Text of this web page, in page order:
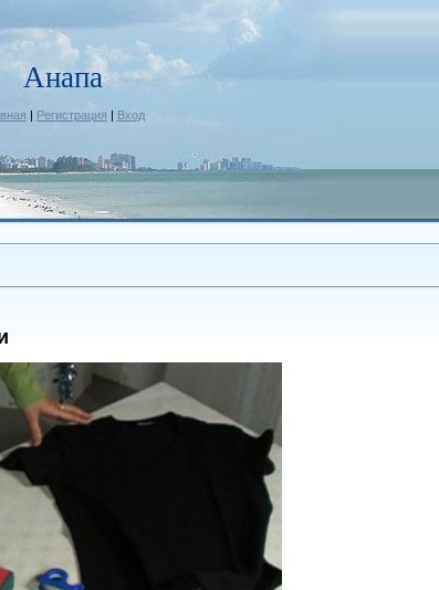
Анапа
| Регистрация | Вход